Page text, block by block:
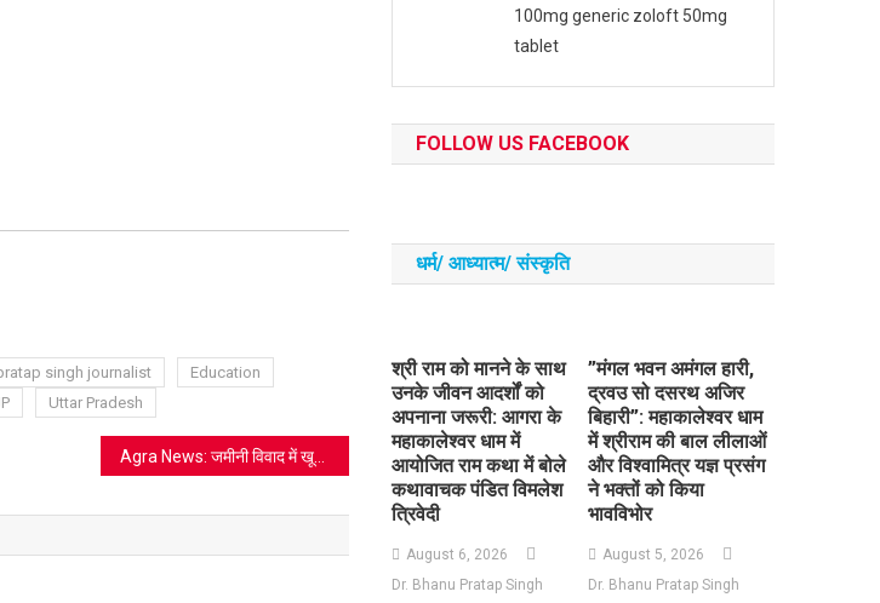
singh journalist
Education
Uttar Pradesh
100mg generic zoloft 50mg
tablet
FOLLOW US FACEBOOK
धर्म/ आध्‍यात्‍म/ संस्‍कृति
​श्री राम को मानने के साथ
उनके जीवन आदर्शों को
अपनाना जरूरी: आगरा के
महाकालेश्वर धाम में
आयोजित राम कथा में बोले
कथावाचक पंडित विमलेश
त्रिवेदी
August 6, 2026
Dr. Bhanu Pratap Singh
​”मंगल भवन अमंगल हारी,
द्रवउ सो दसरथ अजिर
बिहारी”: महाकालेश्वर धाम
में श्रीराम की बाल लीलाओं
और विश्वामित्र यज्ञ प्रसंग
ने भक्तों को किया
भावविभोर
August 5, 2026
Dr. Bhanu Pratap Singh